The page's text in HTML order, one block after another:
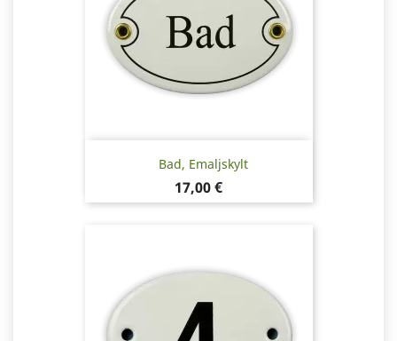
Bad, Emaljskylt
Pris
17,00 €